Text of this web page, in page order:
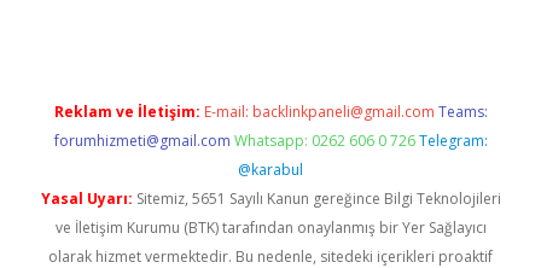
Reklam ve İletişim: E-mail: backlinkpaneli@gmail.com Teams:
forumhizmeti@gmail.com Whatsapp: 0262 606 0 726 Telegram:
@karabul
Yasal Uyarı: Sitemiz, 5651 Sayılı Kanun gereğince Bilgi Teknolojileri
ve İletişim Kurumu (BTK) tarafından onaylanmış bir Yer Sağlayıcı
olarak hizmet vermektedir. Bu nedenle, sitedeki içerikleri proaktif